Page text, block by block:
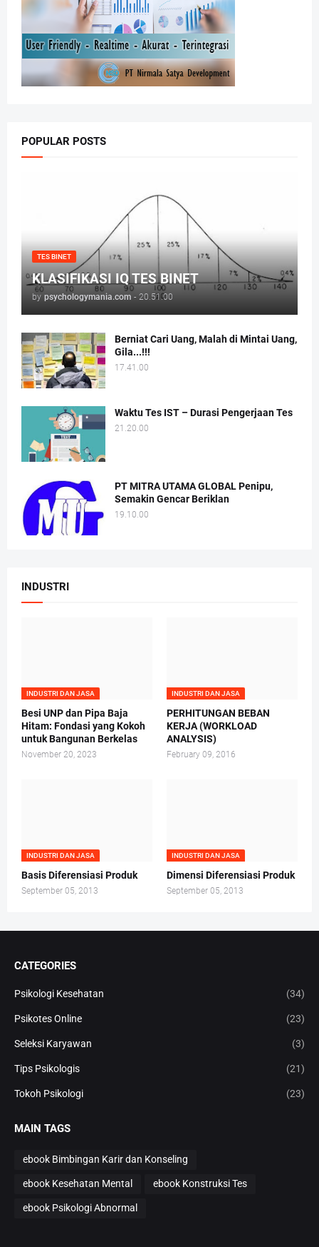
POPULAR POSTS
TES BINET
KLASIFIKASI IQ TES BINET
by psychologymania.com - 20.51.00
Berniat Cari Uang, Malah di Mintai Uang,
Gila...!!!
17.41.00
Waktu Tes IST – Durasi Pengerjaan Tes
21.20.00
PT MITRA UTAMA GLOBAL Penipu,
Semakin Gencar Beriklan
19.10.00
INDUSTRI
INDUSTRI DAN JASA
Besi UNP dan Pipa Baja
Hitam: Fondasi yang Kokoh
untuk Bangunan Berkelas
November 20, 2023
INDUSTRI DAN JASA
PERHITUNGAN BEBAN
KERJA (WORKLOAD
ANALYSIS)
February 09, 2016
INDUSTRI DAN JASA
Basis Diferensiasi Produk
September 05, 2013
INDUSTRI DAN JASA
Dimensi Diferensiasi Produk
September 05, 2013
CATEGORIES
Psikologi Kesehatan (34)
Psikotes Online (23)
Seleksi Karyawan (3)
Tips Psikologis (21)
Tokoh Psikologi (23)
MAIN TAGS
ebook Bimbingan Karir dan Konseling
ebook Kesehatan Mental ebook Konstruksi Tes
ebook Psikologi Abnormal